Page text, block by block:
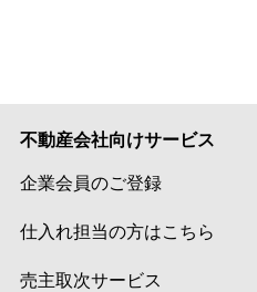
不動産会社向けサービス
企業会員のご登録
仕入れ担当の方はこちら
売主取次サービス